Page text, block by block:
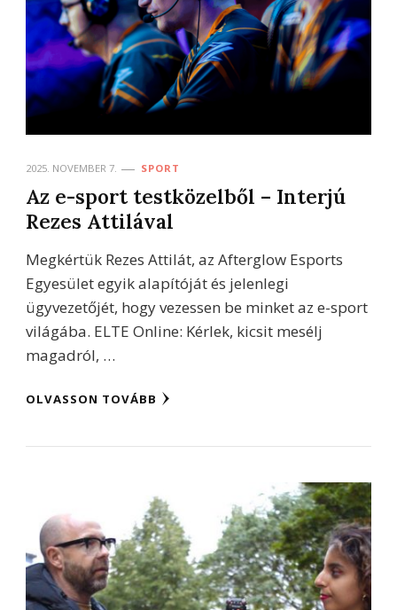
2025. NOVEMBER 7. SPORT
Az e-sport testközelből – Interjú
Rezes Attilával
Megkértük Rezes Attilát, az Afterglow Esports
Egyesület egyik alapítóját és jelenlegi
ügyvezetőjét, hogy vezessen be minket az e-sport
világába. ELTE Online: Kérlek, kicsit mesélj
magadról, …
OLVASSON TOVÁBB